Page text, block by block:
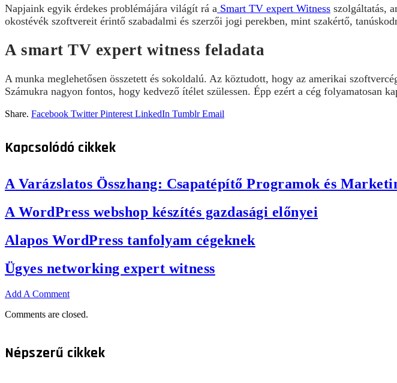
Napjaink egyik érdekes problémájára világít rá a Smart TV expert Witness szolgáltatás,
okostévék szoftvereit érintő szabadalmi és szerzői jogi perekben, mint szakértő,
A smart TV expert witness feladata
A munka meglehetősen összetett és sokoldalú. Az köztudott, hogy az amerikai
Számukra nagyon fontos, hogy kedvező ítélet szülessen. Épp ezért a cég folyamatosan
Share. Facebook Twitter Pinterest LinkedIn Tumblr Email
Kapcsolódó cikkek
A Varázslatos Összhang: Csapatépítő Programok és
A WordPress webshop készítés gazdasági előnyei
Alapos WordPress tanfolyam cégeknek
Ügyes networking expert witness
Add A Comment
Comments are closed.
Népszerű cikkek